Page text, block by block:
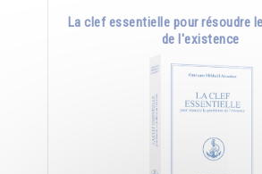
La clef essentielle pour résoudre
de l'existence